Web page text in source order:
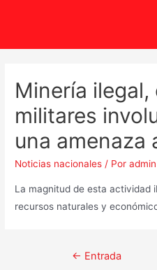
Minería ilegal,
militares
una amenaza
Noticias nacionales / Poradmin
La magnitud de esta actividad
recursos naturales y
Navegación
← Entrada